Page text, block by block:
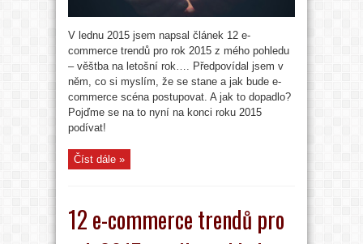
V lednu 2015 jsem napsal článek 12 e-
commerce trendů pro rok 2015 z mého pohledu
– věštba na letošní rok…. Předpovídal jsem v
něm, co si myslím, že se stane a jak bude e-
commerce scéna postupovat. A jak to dopadlo?
Pojďme se na to nyní na konci roku 2015
podívat!
Číst dále »
12 e-commerce trendů pro